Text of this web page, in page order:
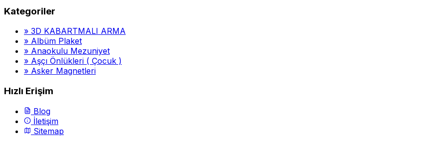
Kategoriler
» 3D KABARTMALI ARMA
» Albüm Plaket
» Anaokulu Mezuniyet
» Aşçı Önlükleri ( Çocuk )
» Asker Magnetleri
Hızlı Erişim
Blog
İletişim
Sitemap